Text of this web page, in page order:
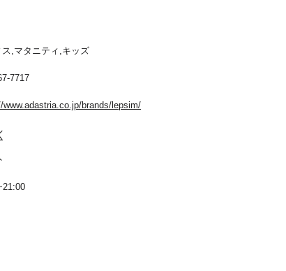
ス,マタニティ,キッズ
7717
www.adastria.co.jp/brands/lepsim/